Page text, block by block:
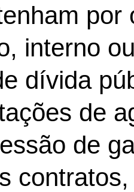
por
interno ou
dívida
de
de